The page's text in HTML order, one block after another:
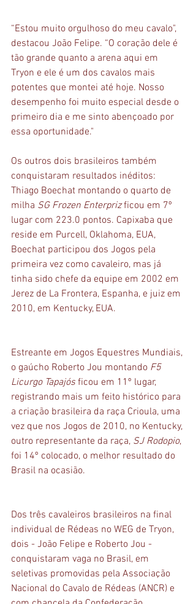
“Estou muito orgulhoso do meu cavalo",
destacou João Felipe. “O coração dele é
tão grande quanto a arena aqui em
Tryon e ele é um dos cavalos mais
potentes que montei até hoje. Nosso
desempenho foi muito especial desde o
primeiro dia e me sinto abençoado por
essa oportunidade."
Os outros dois brasileiros também
conquistaram resultados inéditos:
Thiago Boechat montando o quarto de
milha SG Frozen Enterpriz ficou em 7º
lugar com 223.0 pontos. Capixaba que
reside em Purcell, Oklahoma, EUA,
Boechat participou dos Jogos pela
primeira vez como cavaleiro, mas já
tinha sido chefe da equipe em 2002 em
Jerez de La Frontera, Espanha, e juiz em
2010, em Kentucky, EUA.
Estreante em Jogos Equestres Mundiais,
o gaúcho Roberto Jou montando F5
Licurgo Tapajós ficou em 11º lugar,
registrando mais um feito histórico para
a criação brasileira da raça Crioula, uma
vez que nos Jogos de 2010, no Kentucky,
outro representante da raça, SJ Rodopio,
foi 14º colocado, o melhor resultado do
Brasil na ocasião.
Dos três cavaleiros brasileiros na final
individual de Rédeas no WEG de Tryon,
dois - João Felipe e Roberto Jou -
conquistaram vaga no Brasil, em
seletivas promovidas pela Associação
Nacional do Cavalo de Rédeas (ANCR) e